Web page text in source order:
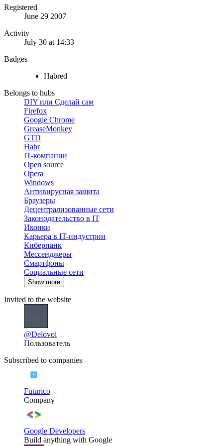
Registered
June 29 2007
Activity
July 30 at 14:33
Badges
Habred
Belongs to hubs
DIY или Сделай сам
Firefox
Google Chrome
GreaseMonkey
GTD
Habr
IT-компании
Open source
Opera
Windows
Антивирусная защита
Браузеры
Децентрализованные сети
Законодательство в IT
Иконки
Карьера в IT-индустрии
Киберпанк
Мессенджеры
Смартфоны
Социальные сети
Show more
Invited to the website
@Delovoi
Пользователь
Subscribed to companies
Futurico
Company
Google Developers
Build anything with Google